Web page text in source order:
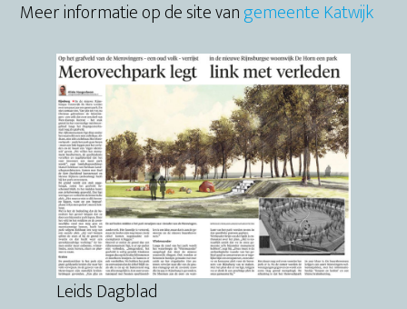
Meer informatie op de site vangemeente Katwijk
Leids Dagblad